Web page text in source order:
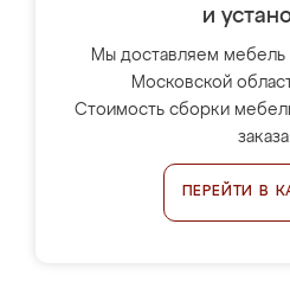
и
Мы доставляем мебель
Московской
Стоимость сборки
заказа.
ПЕРЕЙТИ В